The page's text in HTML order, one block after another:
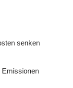
senken
Emissionen